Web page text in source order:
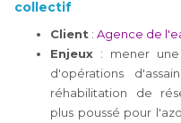
collectif
Client : Agence de
Enjeux : mener
d'opérations
réhabilitation de
plus poussé pour